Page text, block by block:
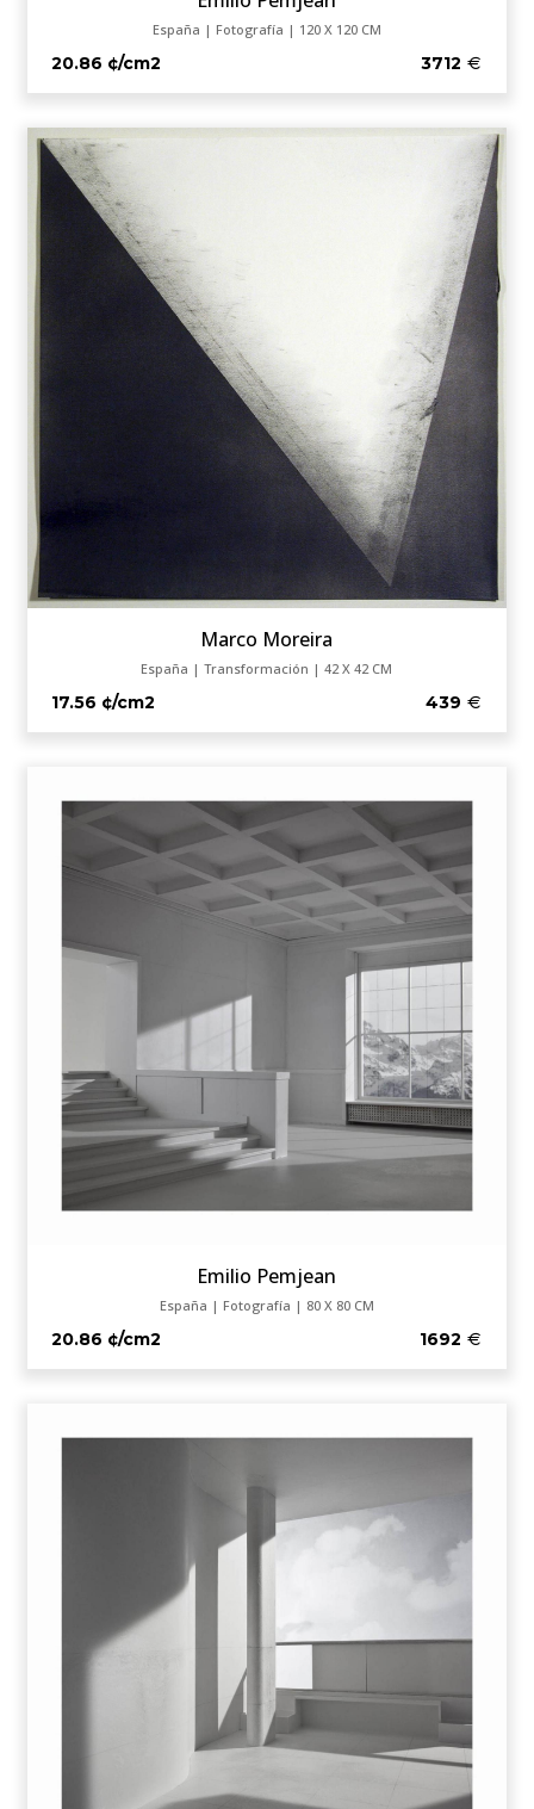
España | Fotografía | 120 X 120 CM
20.86 ¢/cm2 3712
Marco Moreira
España | Transformación | 42 X 42 CM
17.56 ¢/cm2 439
Emilio Pemjean
España | Fotografía | 80 X 80 CM
20.86 ¢/cm2 1692